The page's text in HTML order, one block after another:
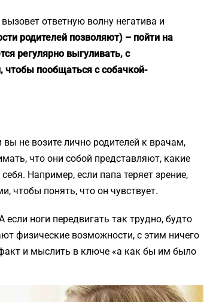
ответную волну негатива и
родителей позволяют) – пойти на
регулярно выгуливать, с
чтобы пообщаться с собачкой-
не возите лично родителей к врачам,
что они собой представляют, какие
Например, если папа теряет зрение,
чтобы понять, что он чувствует.
ноги передвигать так трудно, будто
физические возможности, с этим ничего
и мыслить в ключе «а как бы им было